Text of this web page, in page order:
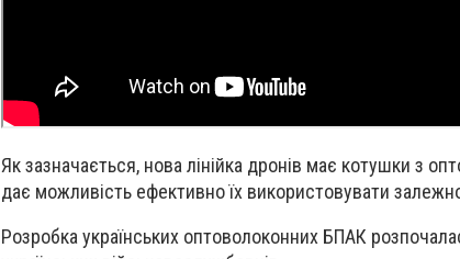
Як зазначається, нова лінійка дронів має котушки з
дає можливість ефективно їх використовувати
Розробка українських оптоволоконних БПАК